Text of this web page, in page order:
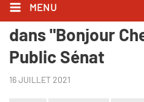
MENU
Jean-Baptiste
dans "Bonjour
Public Sénat
16 JUILLET 2021